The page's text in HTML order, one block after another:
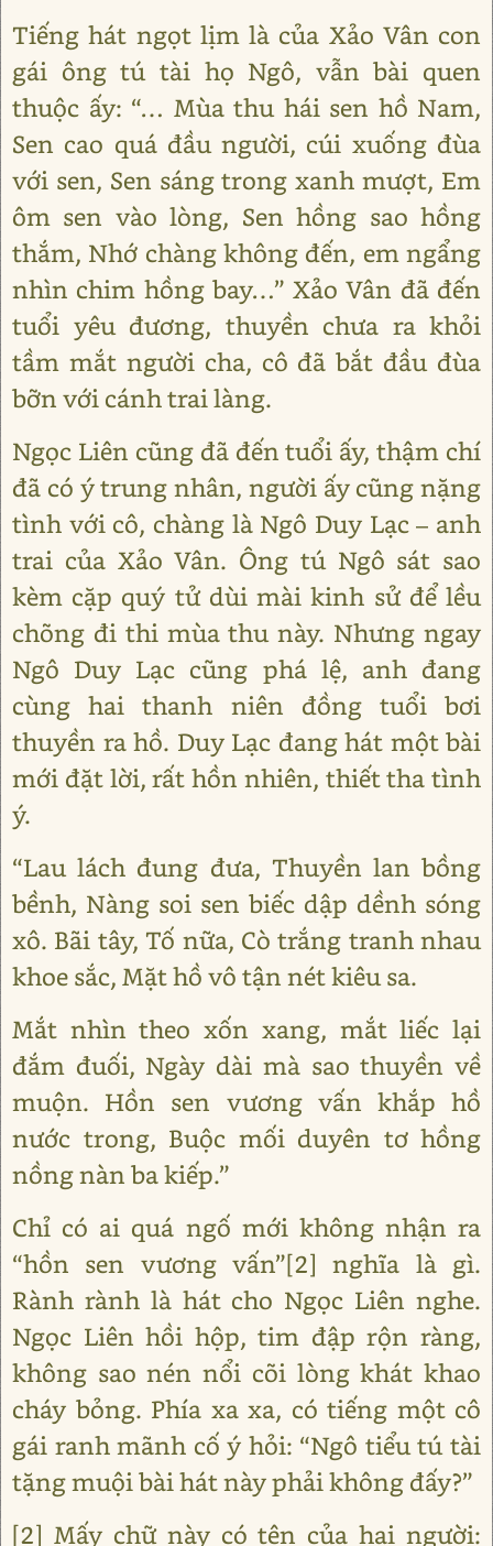
Tiếng hát ngọt lịm là của Xảo Vân con
gái ông tú tài họ Ngô, vẫn bài quen
thuộc ấy: “… Mùa thu hái sen hồ Nam,
Sen cao quá đầu người, cúi xuống đùa
với sen, Sen sáng trong xanh mượt, Em
ôm sen vào lòng, Sen hồng sao hồng
thắm, Nhớ chàng không đến, em ngẩng
nhìn chim hồng bay…” Xảo Vân đã đến
tuổi yêu đương, thuyền chưa ra khỏi
tầm mắt người cha, cô đã bắt đầu đùa
bỡn với cánh trai làng.
Ngọc Liên cũng đã đến tuổi ấy, thậm chí
đã có ý trung nhân, người ấy cũng nặng
tình với cô, chàng là Ngô Duy Lạc – anh
trai của Xảo Vân. Ông tú Ngô sát sao
kèm cặp quý tử dùi mài kinh sử để lều
chõng đi thi mùa thu này. Nhưng ngay
Ngô Duy Lạc cũng phá lệ, anh đang
cùng hai thanh niên đồng tuổi bơi
thuyền ra hồ. Duy Lạc đang hát một bài
mới đặt lời, rất hồn nhiên, thiết tha tình
ý.
“Lau lách đung đưa, Thuyền lan bồng
bềnh, Nàng soi sen biếc dập dềnh sóng
xô. Bãi tây, Tố nữa, Cò trắng tranh nhau
khoe sắc, Mặt hồ vô tận nét kiêu sa.
Mắt nhìn theo xốn xang, mắt liếc lại
đắm đuối, Ngày dài mà sao thuyền về
muộn. Hồn sen vương vấn khắp hồ
nước trong, Buộc mối duyên tơ hồng
nồng nàn ba kiếp.”
Chỉ có ai quá ngố mới không nhận ra
“hồn sen vương vấn”[2] nghĩa là gì.
Rành rành là hát cho Ngọc Liên nghe.
Ngọc Liên hồi hộp, tim đập rộn ràng,
không sao nén nổi cõi lòng khát khao
cháy bỏng. Phía xa xa, có tiếng một cô
gái ranh mãnh cố ý hỏi: “Ngô tiểu tú tài
tặng muội bài hát này phải không đấy?”
[2] Mấy chữ này có tên của hai người: